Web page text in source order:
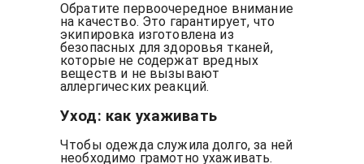
Обратите первоочередное внимание
на качество. Это гарантирует, что
экипировка изготовлена из
безопасных для здоровья тканей,
которые не содержат вредных
веществ и не вызывают
аллергических реакций.
Уход: как ухаживать
Чтобы одежда служила долго, за ней
необходимо грамотно ухаживать.